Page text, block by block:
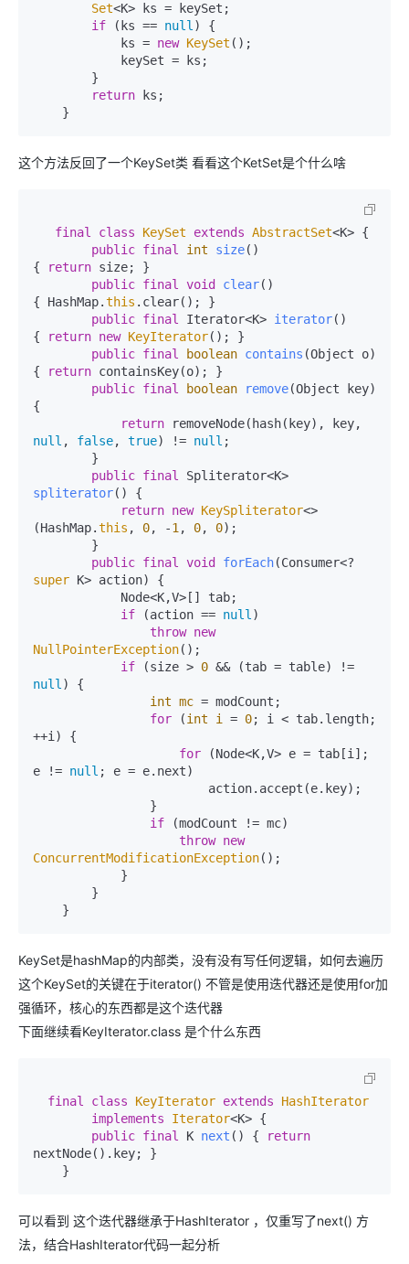
Set<K> ks = keySet;
if (ks == null ) {
            ks =
new KeySet ();
return ks;
    }
这个方法反回了一个KeySet类 看看这个KetSet是个什么啥
final class KeySet extends AbstractSet<K> {
public final int size()
{
return size; }
public final void clear()
{ HashMap.this .clear(); }
public final Iterator<K> iterator()
{
return new KeyIterator(); }
public final boolean contains (Object o)
{
return containsKey(o); }
public final boolean remove(Object key)
{
return
null , false, true) != null ;
public final
spliterator()
{
return new KeySpliterator<>
(HashMap.this , 0, -1 , 0, 0);
public final void forEach
super K> action)
{
if (action == null )
throw new
NullPointerException();
if (size > 0
null ) {
int mc = modCount;
for (int i = 0; i < tab.length;
++i) {
for (Node<K,V> e = tab[i];
e != null ; e = e.next)
if (modCount != mc)
throw new
ConcurrentModificationException();
    }
KeySet是hashMap的内部类，没有没有写任何逻辑，如何去遍历
这个KeySet的关键在于iterator() 不管是使用迭代器还是使用for加
强循环，核心的东西都是这个迭代器
下面继续看KeyIterator.class 是个什么东西
final class KeyIterator extends
HashIterator
implements
Iterator<K> {
public final K next () {
return
nextNode().key; }
    }
可以看到 这个迭代器继承于HashIterator ，仅重写了next() 方
法，结合HashIterator代码一起分析